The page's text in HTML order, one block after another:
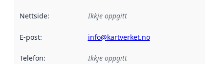
Nettside: Ikkje oppgitt
E-post: info@kartverket.no
Telefon: Ikkje oppgitt